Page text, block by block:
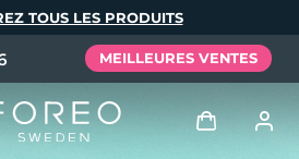
TOUS LES PRODUITS
MEILLEURES VENTES